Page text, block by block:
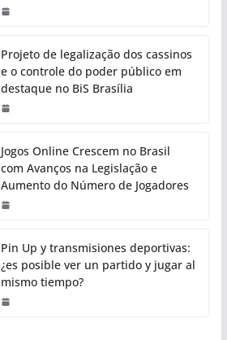
Projeto de legalização dos cassinos
e o controle do poder público em
destaque no BiS Brasília
Jogos Online Crescem no Brasil
com Avanços na Legislação e
Aumento do Número de Jogadores
Pin Up y transmisiones deportivas:
¿es posible ver un partido y jugar al
mismo tiempo?